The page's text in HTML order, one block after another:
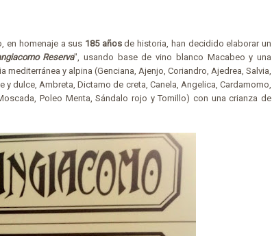
en homenaje a sus 185 añosde historia, han decidido elaborar un
Reserva", usando base de vino blanco Macabeo y una
y alpina (Genciana, Ajenjo, Coriandro, Ajedrea, Salvia,
y dulce, Ambreta, Dictamo de creta, Canela, Angelica, Cardamomo,
Poleo Menta, Sándalo rojo y Tomillo) con una crianza de